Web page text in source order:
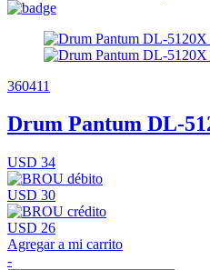
360411
Drum Pantum DL-
USD 34
USD 30
USD 26
Agregar a mi carrito
-